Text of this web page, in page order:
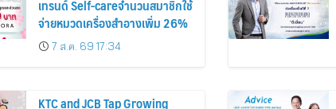
เทรนด์ Self-careจำนวนสมาชิกใช้
จ่ายหมวดเครื่องสำอางเพิ่ม 26%
7 ส.ค. 69 17:34
KTC and JCB Tap Growing